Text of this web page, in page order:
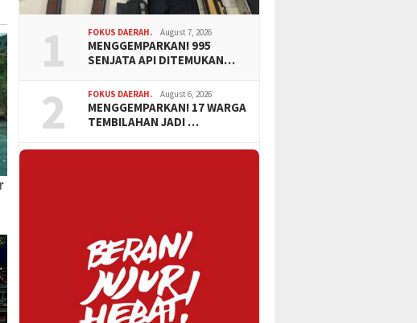
1 FOKUS DAERAH. August 7, 2026
MENGGEMPARKAN! 995
SENJATA API DITEMUKAN…
2 FOKUS DAERAH. August 6, 2026
MENGGEMPARKAN! 17 WARGA
TEMBILAHAN JADI …